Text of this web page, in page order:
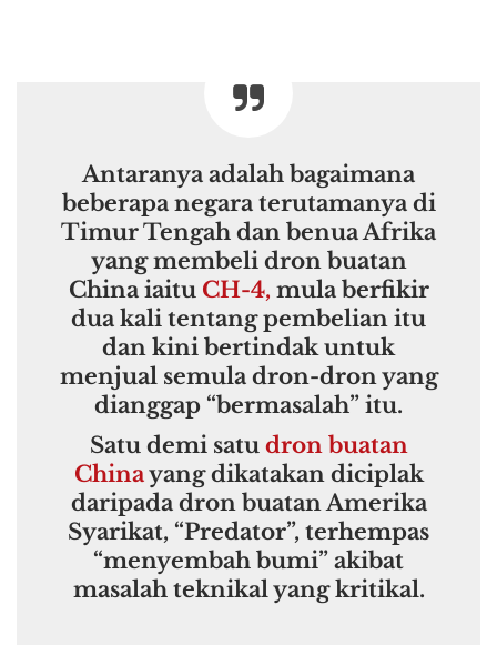
Antaranya adalah bagaimana
beberapa negara terutamanya di
Timur Tengah dan benua Afrika
yang membeli dron buatan
China iaitu CH-4, mula berfikir
dua kali tentang pembelian itu
dan kini bertindak untuk
menjual semula dron-dron yang
dianggap “bermasalah” itu.
Satu demi satu dron buatan
Chinayang dikatakan diciplak
daripada dron buatan Amerika
Syarikat, “Predator”, terhempas
“menyembah bumi” akibat
masalah teknikal yang kritikal.